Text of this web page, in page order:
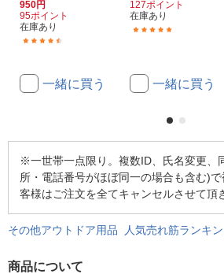
950円
95ポイント
在庫あり
一緒に買う
127ポイント
在庫あり
一緒に買う
※一世帯一点限り。複数ID、氏名変更、
所・電話番号がほぼ同一の場合も含む)
客様はご注文を全てキャンセルさせて頂
その他アウトドア用品 人気売れ筋ランキ
商品について